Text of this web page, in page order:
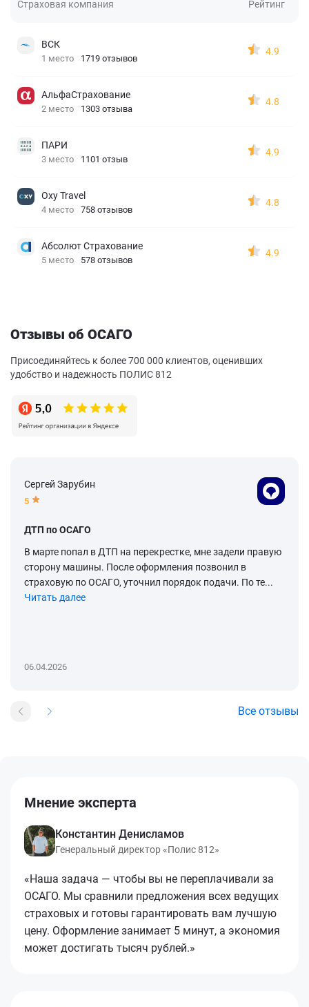
Страховая компания Рейтинг
ВСК
1 место 1719 отзывов
4.9
АльфаСтрахование
2 место 1303 отзыва
4.8
ПАРИ
3 место 1101 отзыв
4.9
Oxy Travel
4 место 758 отзывов
4.8
Абсолют Страхование
5 место 578 отзывов
4.9
Отзывы об ОСАГО
Присоединяйтесь к более 700 000 клиентов, оценивших
удобство и надежность ПОЛИС 812
Сергей Зарубин
5
ДТП по ОСАГО
В марте попал в ДТП на перекрестке, мне задели правую
сторону машины. После оформления позвонил в
страховую по ОСАГО, уточнил порядок подачи. По те...
Читать далее
06.04.2026
Все отзывы
Мнение эксперта
Константин Денисламов
Генеральный директор «Полис 812»
«Наша задача — чтобы вы не переплачивали за
ОСАГО. Мы сравнили предложения всех ведущих
страховых и готовы гарантировать вам лучшую
цену. Оформление занимает 5 минут, а экономия
может достигать тысяч рублей.»